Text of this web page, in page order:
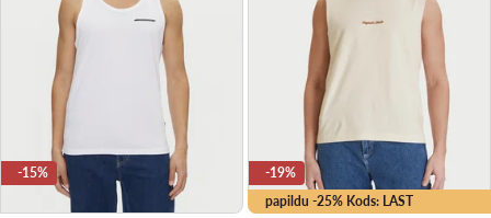
-15%
papildu -25% Kods: LAST
-19%